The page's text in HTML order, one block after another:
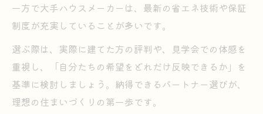
一方で大手ハウスメーカーは、最新の省エネ技術や保証
制度が充実していることが多いです。
選ぶ際は、実際に建てた方の評判や、見学会での体感を
重視し、「自分たちの希望をどれだけ反映できるか」を
基準に検討しましょう。納得できるパートナー選びが、
理想の住まいづくりの第一歩です。